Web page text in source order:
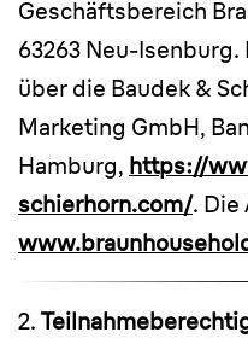
Geschäftsbereich
63263 Neu-Isenburg.
über die Baudek &
Marketing GmbH,
Hamburg, https://
schierhorn.com/.
2.